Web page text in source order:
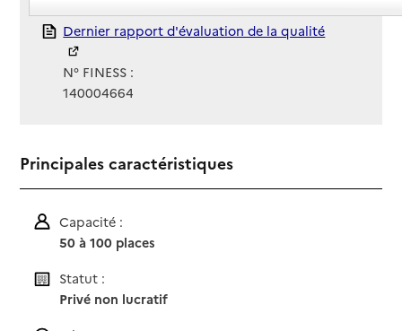
Rapport HAS
Dernier rapport d'évaluation de la qualité
N° FINESS :
140004664
Principales caractéristiques
Capacité :
50 à 100 places
Statut :
Privé non lucratif